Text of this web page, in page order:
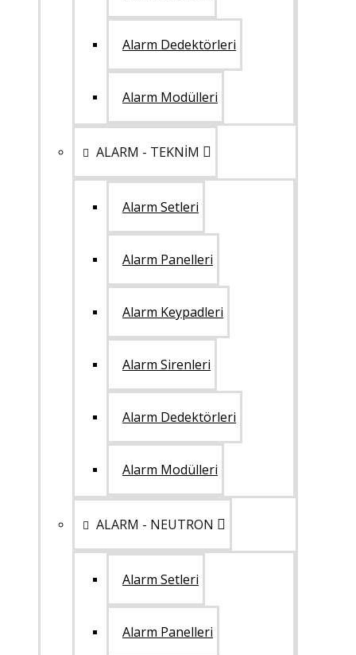
Alarm Dedektörleri
Alarm Modülleri
ALARM - TEKNİM
Alarm Setleri
Alarm Panelleri
Alarm Keypadleri
Alarm Sirenleri
Alarm Dedektörleri
Alarm Modülleri
ALARM - NEUTRON
Alarm Setleri
Alarm Panelleri